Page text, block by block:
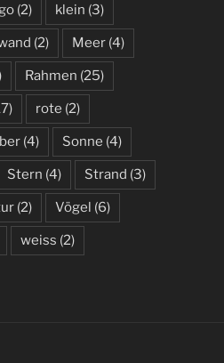
(2) klein (3)
(2) Meer (4)
Rahmen (25)
rote (2)
(4) Sonne (4)
Stern (4) Strand (3)
(2) Vögel (6)
weiss (2)